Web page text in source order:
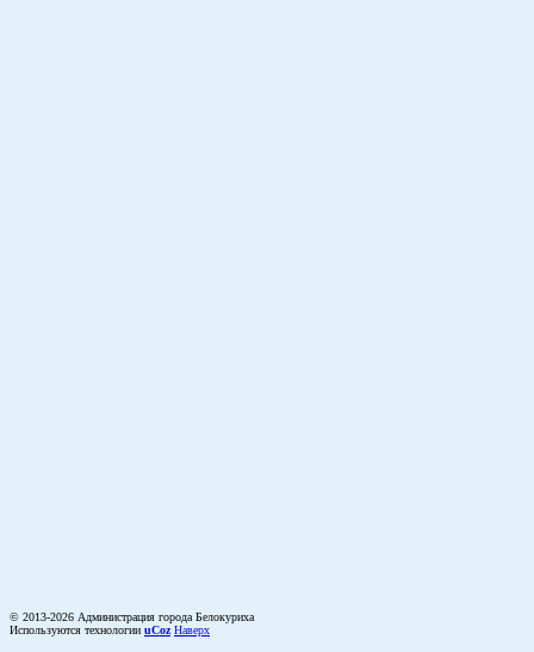
© 2013-2026 Администрация города Белокуриха
Используются технологии uCoz Наверх